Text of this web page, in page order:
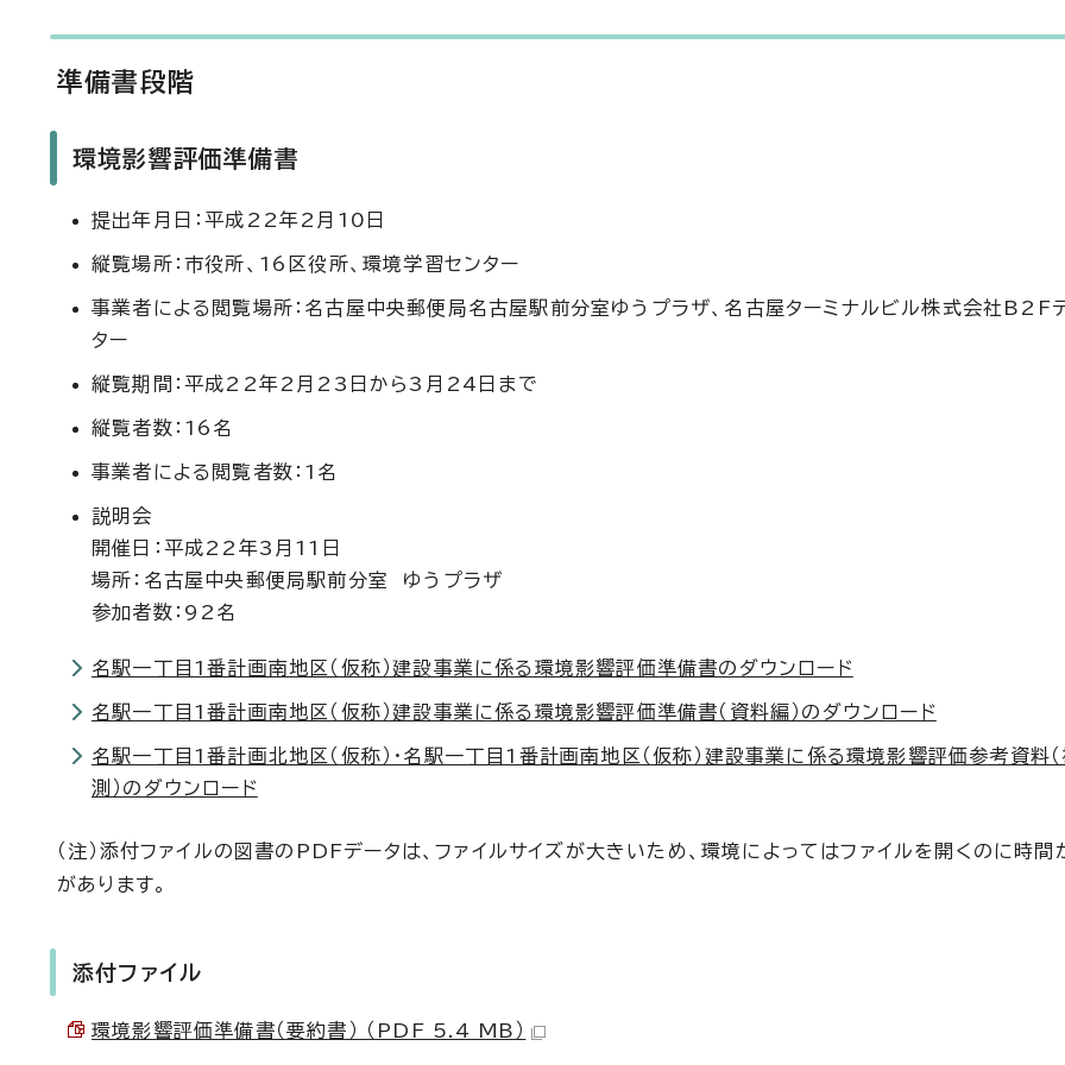
準備書段階
環境影響評価準備書
提出年月日：平成22年2月10日
縦覧場所：市役所、16区役所、環境学習センター
事業者による閲覧場所：名古屋中央郵便局名古屋駅前分室ゆうプラザ、名古屋ターミナルビル株式会社B2F
ター
縦覧期間：平成22年2月23日から3月24日まで
縦覧者数：16名
事業者による閲覧者数：1名
説明会
開催日：平成22年3月11日
場所：名古屋中央郵便局駅前分室 ゆうプラザ
参加者数：92名
名駅一丁目1番計画南地区（仮称）建設事業に係る環境影響評価準備書のダウンロード
名駅一丁目1番計画南地区（仮称）建設事業に係る環境影響評価準備書（資料編）のダウンロード
名駅一丁目1番計画北地区（仮称）・名駅一丁目1番計画南地区（仮称）建設事業に係る環境影響評価参考資料
測）のダウンロード
（注）添付ファイルの図書のPDFデータは、ファイルサイズが大きいため、環境によってはファイルを開くのに時間
があります。
添付ファイル
環境影響評価準備書（要約書） （PDF 5.4 MB）